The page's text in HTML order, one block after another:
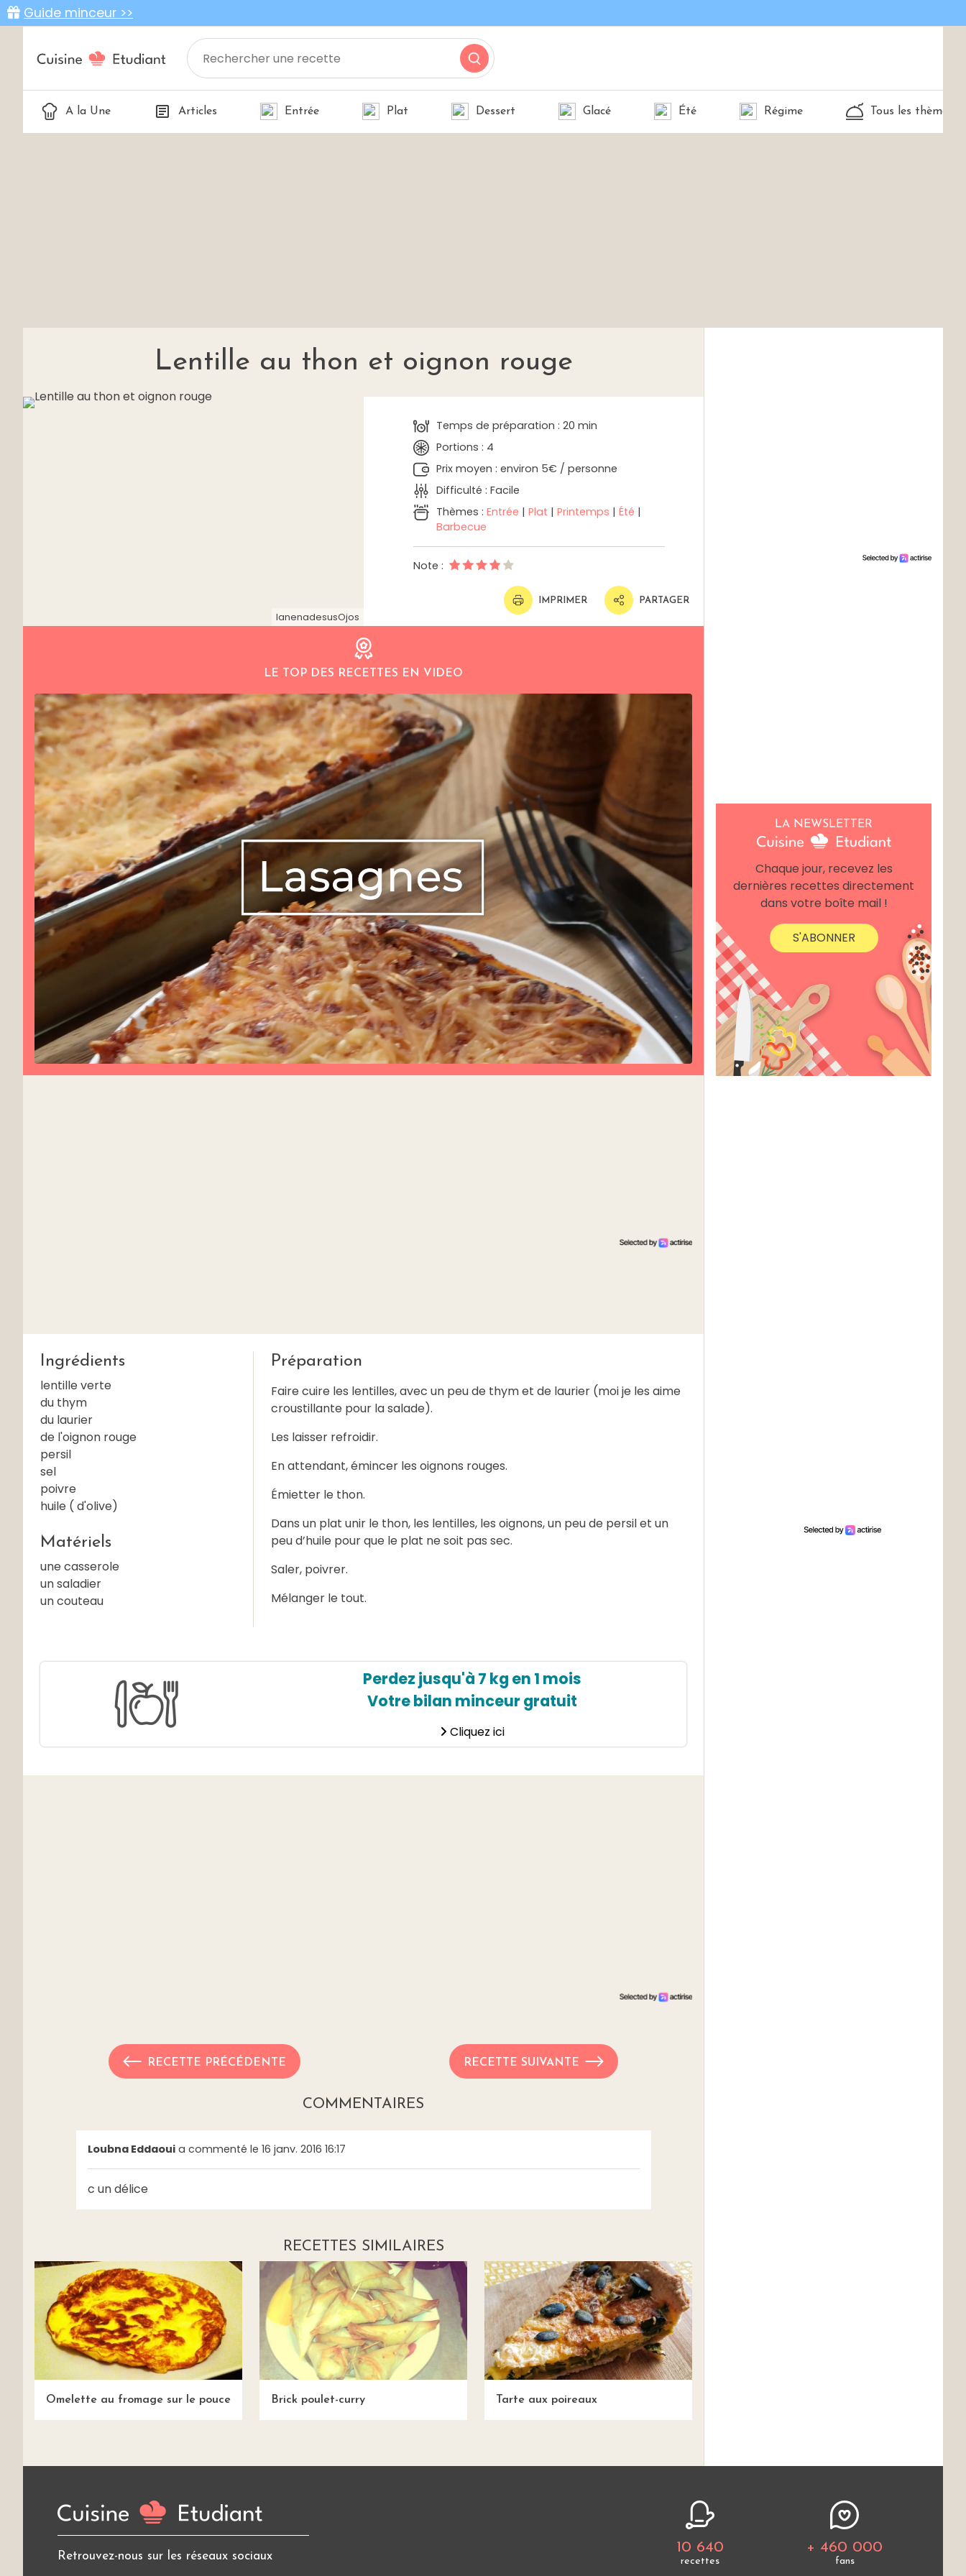
Guide minceur >>
A la Une Articles Entrée Plat Dessert Glacé Été Régime Tous les thèmes
Lentille au thon et oignon rouge
lanenadesusOjos
Temps de préparation : 20 min
Portions : 4
Prix moyen : environ 5€ / personne
Difficulté : Facile
Thèmes :Entrée |Plat |Printemps |Été |
Barbecue
Note :
IMPRIMER PARTAGER
LE TOP DES RECETTES EN VIDEO
Ingrédients
lentille verte
du thym
du laurier
de l'oignon rouge
persil
sel
poivre
huile ( d'olive)
Matériels
une casserole
un saladier
un couteau
Préparation
Faire cuire les lentilles, avec un peu de thym et de laurier (moi je les aime
croustillante pour la salade).
Les laisser refroidir.
En attendant, émincer les oignons rouges.
Émietter le thon.
Dans un plat unir le thon, les lentilles, les oignons, un peu de persil et un
peu d’huile pour que le plat ne soit pas sec.
Saler, poivrer.
Mélanger le tout.
Perdez jusqu'à 7 kg en 1 mois
Votre bilan minceur gratuit
Cliquez ici
RECETTE PRÉCÉDENTE RECETTE SUIVANTE
COMMENTAIRES
Loubna Eddaouia commenté le 16 janv. 2016 16:17
c un délice
RECETTES SIMILAIRES
Omelette au fromage sur le pouce Brick poulet-curry Tarte aux poireaux
LA NEWSLETTER
Chaque jour, recevez les
dernières recettes directement
dans votre boîte mail !
S'ABONNER
Retrouvez-nous sur les réseaux sociaux
10 640
recettes
+ 460 000
fans